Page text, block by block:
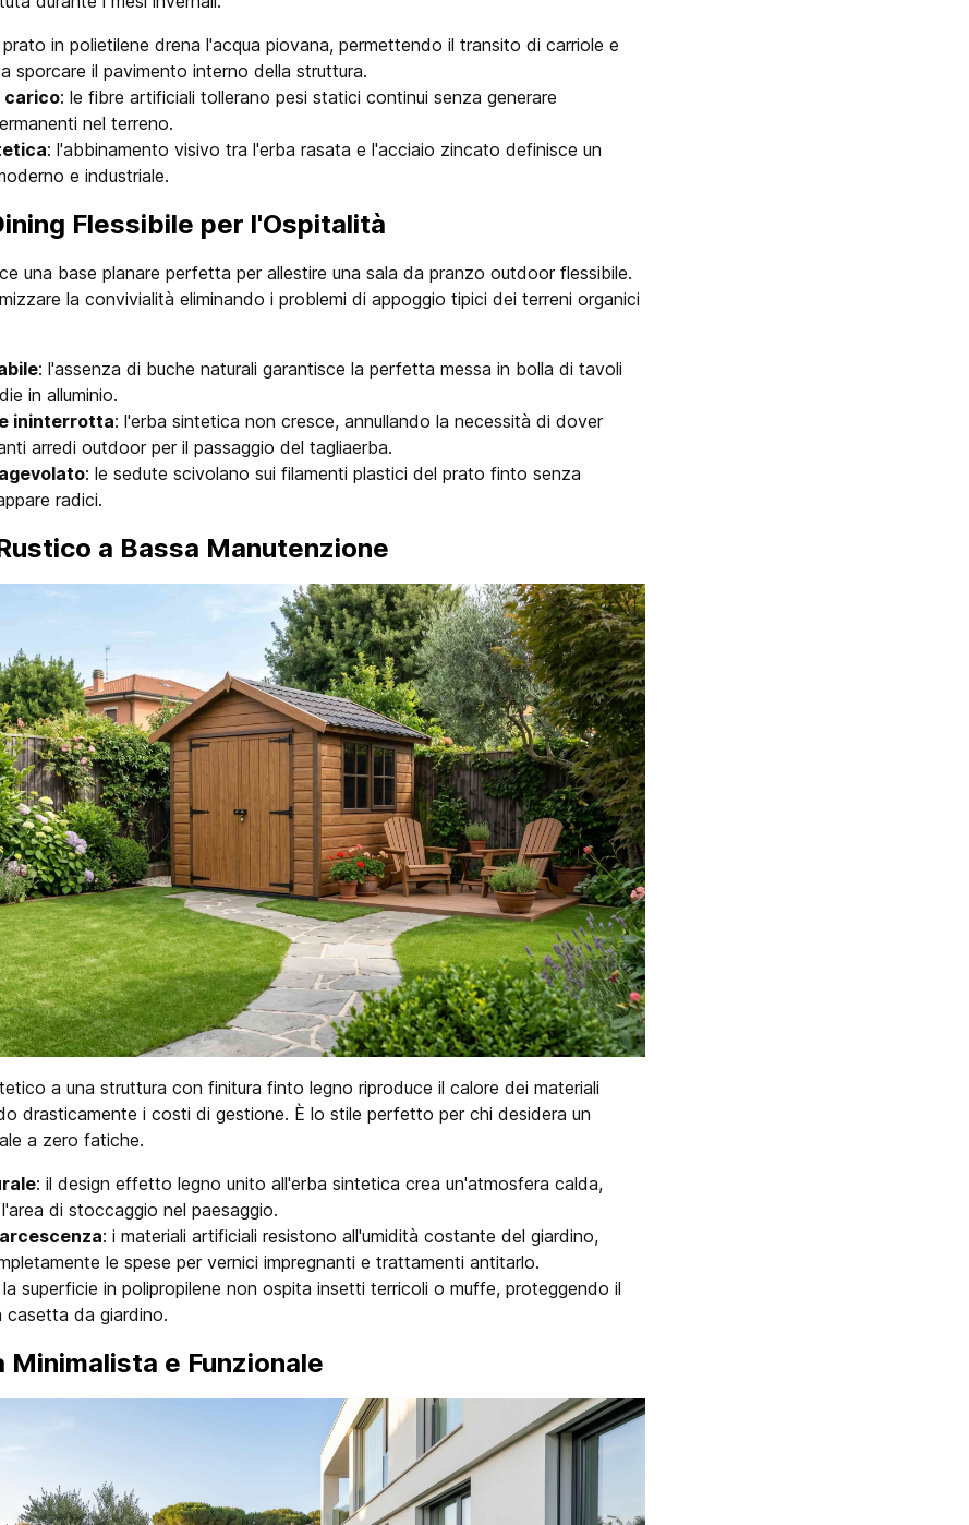
prato in polietilene drena l'acqua piovana, permettendo il transito di carriole e
sporcare il pavimento interno della struttura.
carico: le fibre artificiali tollerano pesi statici continui senza generare
nel terreno.
: l'abbinamento visivo tra l'erba rasata e l'acciaio zincato definisce un
e industriale.
Flessibile per l'Ospitalità
una base planare perfetta per allestire una sala da pranzo outdoor flessibile.
la convivialità eliminando i problemi di appoggio tipici dei terreni organici
: l'assenza di buche naturali garantisce la perfetta messa in bolla di tavoli
in alluminio.
ininterrotta: l'erba sintetica non cresce, annullando la necessità di dover
arredi outdoor per il passaggio del tagliaerba.
: le sedute scivolano sui filamenti plastici del prato finto senza
radici.
a Bassa Manutenzione
a una struttura con finitura finto legno riproduce il calore dei materiali
drasticamente i costi di gestione. È lo stile perfetto per chi desidera un
a zero fatiche.
: il design effetto legno unito all'erba sintetica crea un'atmosfera calda,
di stoccaggio nel paesaggio.
: i materiali artificiali resistono all'umidità costante del giardino,
le spese per vernici impregnanti e trattamenti antitarlo.
la superficie in polipropilene non ospita insetti terricoli o muffe, proteggendo il
casetta da giardino.
Minimalista e Funzionale